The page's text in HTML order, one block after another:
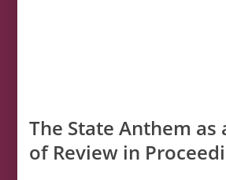
The State Anthem as
of Review in